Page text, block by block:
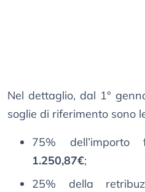
Nel dettaglio, dal 1°
soglie di riferimento sono
75%
1.250,87€;
25% della